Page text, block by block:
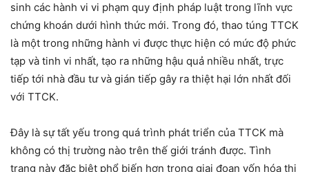
sinh các hành vi vi phạm quy định pháp luật trong lĩnh vực
chứng khoán dưới hình thức mới. Trong đó, thao túng TTCK
là một trong những hành vi được thực hiện có mức độ phức
tạp và tinh vi nhất, tạo ra những hậu quả nhiều nhất, trực
tiếp tới nhà đầu tư và gián tiếp gây ra thiệt hại lớn nhất đối
với TTCK.
Đây là sự tất yếu trong quá trình phát triển của TTCK mà
không có thị trường nào trên thế giới tránh được. Tình
trạng này đặc biệt phổ biến hơn trong giai đoạn vốn hóa thị